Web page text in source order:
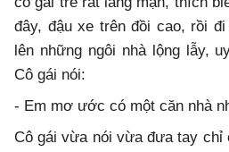
đây, đậu xe trên đồi cao, rồi
lên những ngôi nhà lộng lẫy,
Cô gái nói:
- Em mơ ước có một căn nhà
Cô gái vừa nói vừa đưa tay chỉ